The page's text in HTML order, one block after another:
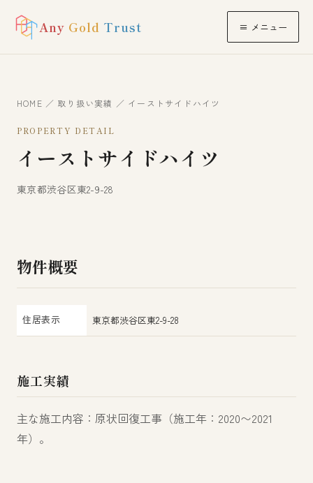
Any Gold Trust ≡ メニュー
HOME ／ 取り扱い実績 ／ イーストサイドハイツ
PROPERTY DETAIL
イーストサイドハイツ
東京都渋谷区東2-9-28
物件概要
住居表示 東京都渋谷区東2-9-28
施工実績
主な施工内容：原状回復工事（施工年：2020〜2021
年）。